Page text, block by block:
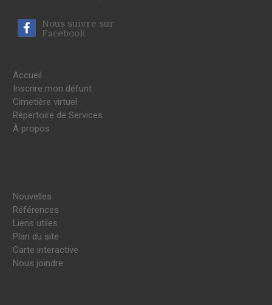
Nous suivre sur
Facebook
Accueil
Inscrire mon défunt
Cimetière virtuel
Répertoire de Services
À propos
Nouvelles
Références
Liens utiles
Plan du site
Carte interactive
Nous joindre